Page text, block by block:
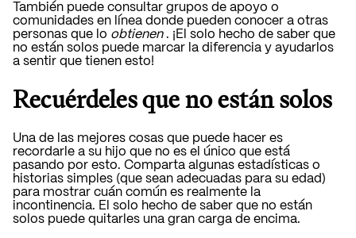
También puede consultar grupos de apoyo o
comunidades en línea donde pueden conocer a otras
personas que lo obtienen. ¡El solo hecho de saber que
no están solos puede marcar la diferencia y ayudarlos
a sentir que tienen esto!
Recuérdeles que no están solos
Una de las mejores cosas que puede hacer es
recordarle a su hijo que no es el único que está
pasando por esto. Comparta algunas estadísticas o
historias simples (que sean adecuadas para su edad)
para mostrar cuán común es realmente la
incontinencia. El solo hecho de saber que no están
solos puede quitarles una gran carga de encima.